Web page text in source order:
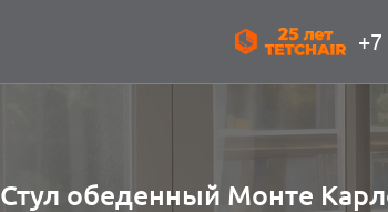
Стул обеденный Монте